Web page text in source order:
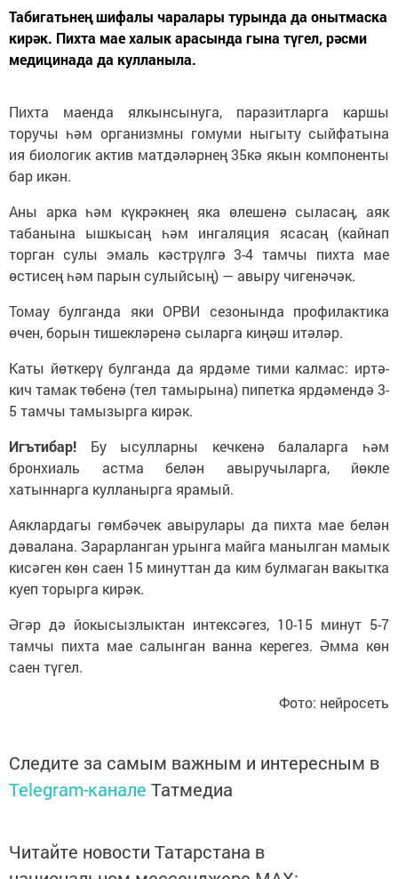
Табигатьнең шифалы чаралары турында да онытмаска
кирәк. Пихта мае халык арасында гына түгел, рәсми
медицинада да кулланыла.
Пихта маенда ялкынсынуга, паразитларга каршы
торучы һәм организмны гомуми ныгыту сыйфатына
ия биологик актив матдәләрнең 35кә якын компоненты
бар икән.
Аны арка һәм күкрәкнең яка өлешенә сыласаң, аяк
табанына ышкысаң һәм ингаляция ясасаң (кайнап
торган сулы эмаль кәстрүлгә 3-4 тамчы пихта мае
өстисең һәм парын сулыйсың) — авыру чигенәчәк.
Томау булганда яки ОРВИ сезонында профилактика
өчен, борын тишекләренә сыларга киңәш итәләр.
Каты йөткерү булганда да ярдәме тими калмас: иртә-
кич тамак төбенә (тел тамырына) пипетка ярдәмендә 3-
5 тамчы тамызырга кирәк.
Игътибар! Бу ысулларны кечкенә балаларга һәм
бронхиаль астма белән авыручыларга, йөкле
хатыннарга кулланырга ярамый.
Аяклардагы гөмбәчек авырулары да пихта мае белән
дәвалана. Зарарланган урынга майга манылган мамык
кисәген көн саен 15 минуттан да ким булмаган вакытка
куеп торырга кирәк.
Әгәр дә йокысызлыктан интексәгез, 10-15 минут 5-7
тамчы пихта мае салынган ванна керегез. Әмма көн
саен түгел.
Фото: нейросеть
Следите за самым важным и интересным в
Telegram-канале Татмедиа
Читайте новости Татарстана в